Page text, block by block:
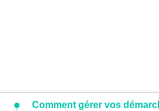
Comment gérer vos